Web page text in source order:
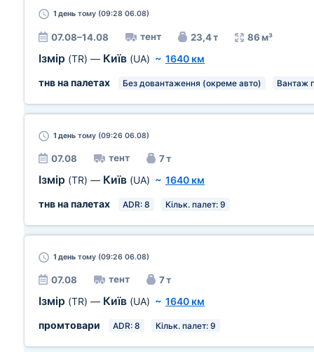
1 день тому (09:28 06.08)
07.08–14.08 тент 23,4 т 86 м³
Ізмір (TR) — Київ (UA) ~ 1640 км
тнв на палетах
Без довантаження (окреме авто) Вантаж
1 день тому (09:26 06.08)
07.08 тент 7 т
Ізмір (TR) — Київ (UA) ~ 1640 км
тнв на палетах
ADR: 8 Кільк. палет: 9
1 день тому (09:26 06.08)
07.08 тент 7 т
Ізмір (TR) — Київ (UA) ~ 1640 км
промтовари
ADR: 8 Кільк. палет: 9